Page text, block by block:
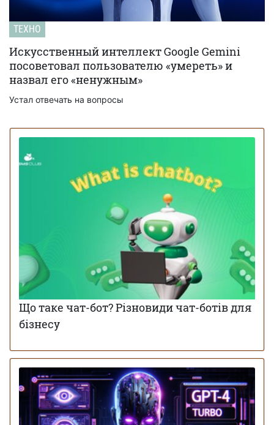
ТЕХНО
Искусственный интеллект Google Gemini
посоветовал пользователю «умереть» и
назвал его «ненужным»
Устал отвечать на вопросы
Що таке чат-бот? Різновиди чат-ботів для
бізнесу